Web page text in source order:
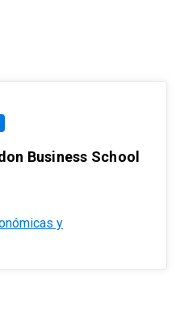
Business School
y